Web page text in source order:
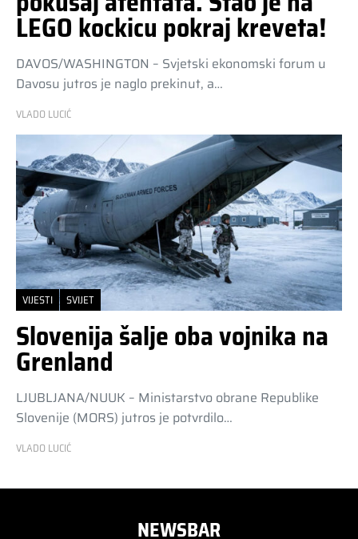
LEGO kockicu pokraj kreveta!
DAVOS/WASHINGTON – Svjetski ekonomski forum u
Davosu jutros je naglo prekinut, a…
VLADO LUCIĆ
VIJESTI SVIJET
Slovenija šalje oba vojnika na
Grenland
LJUBLJANA/NUUK – Ministarstvo obrane Republike
Slovenije (MORS) jutros je potvrdilo…
VLADO LUCIĆ
NEWSBAR